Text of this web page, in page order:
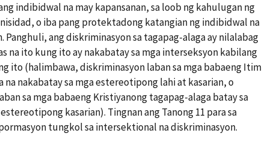
indibidwal na may kapansanan, sa loob ng kahulugan ng
o iba pang protektadong katangian ng indibidwal na
Panghuli, ang diskriminasyon sa tagapag-alaga ay nilalabag
na ito kung ito ay nakabatay sa mga interseksyon kabilang
ito (halimbawa, diskriminasyon laban sa mga babaeng Itim
na nakabatay sa mga estereotipong lahi at kasarian, o
sa mga babaeng Kristiyanong tagapag-alaga batay sa
kasarian). Tingnan ang Tanong 11 para sa
tungkol sa intersektional na diskriminasyon.